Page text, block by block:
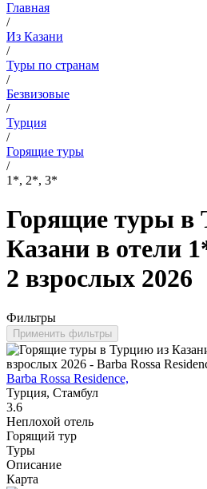
Главная
/
Из Казани
/
Туры по странам
/
Безвизовые
/
Турция
/
Горящие туры
/
1*, 2*, 3*
Горящие туры в
Казани в отели
2 взрослых 2026
Фильтры
Применить фильтры
Barba Rossa Residence,
Турция, Стамбул
3.6
Неплохой отель
Горящий тур
Туры
Описание
Карта